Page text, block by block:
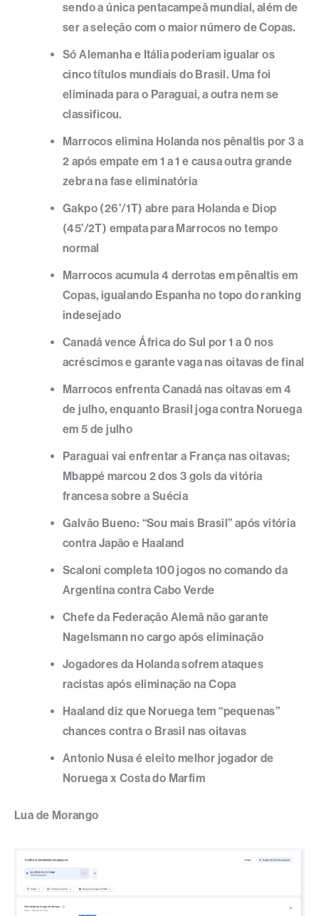
sendo a única pentacampeã mundial, além de
ser a seleção com o maior número de Copas.
Só Alemanha e Itália poderiam igualar os
cinco títulos mundiais do Brasil. Uma foi
eliminada para o Paraguai, a outra nem se
classificou.
Marrocos elimina Holanda nos pênaltis por 3 a
2 após empate em 1 a 1 e causa outra grande
zebra na fase eliminatória
Gakpo (26’/1T) abre para Holanda e Diop
(45’/2T) empata para Marrocos no tempo
normal
Marrocos acumula 4 derrotas em pênaltis em
Copas, igualando Espanha no topo do ranking
indesejado
Canadá vence África do Sul por 1 a 0 nos
acréscimos e garante vaga nas oitavas de final
Marrocos enfrenta Canadá nas oitavas em 4
de julho, enquanto Brasil joga contra Noruega
em 5 de julho
Paraguai vai enfrentar a França nas oitavas;
Mbappé marcou 2 dos 3 gols da vitória
francesa sobre a Suécia
Galvão Bueno: “Sou mais Brasil” após vitória
contra Japão e Haaland
Scaloni completa 100 jogos no comando da
Argentina contra Cabo Verde
Chefe da Federação Alemã não garante
Nagelsmann no cargo após eliminação
Jogadores da Holanda sofrem ataques
racistas após eliminação na Copa
Haaland diz que Noruega tem “pequenas”
chances contra o Brasil nas oitavas
Antonio Nusa é eleito melhor jogador de
Noruega x Costa do Marfim
Lua de Morango